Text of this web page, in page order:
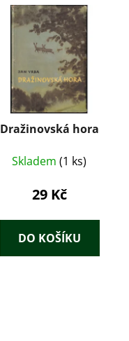
Dražinovská hora
Skladem (1 ks)
29 Kč
DO KOŠÍKU